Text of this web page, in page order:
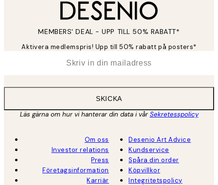
MEMBERS' DEAL - UPP TILL 50% RABATT*
Aktivera medlemspris! Upp till 50% rabatt på posters*
SKICKA
Läs gärna om hur vi hanterar din data i vårSekretesspolicy
Om oss
Investor relations
Press
Företagsinformation
Karriär
Desenio Art Advice
Kundservice
Spåra din order
Köpvillkor
Integritetspolicy